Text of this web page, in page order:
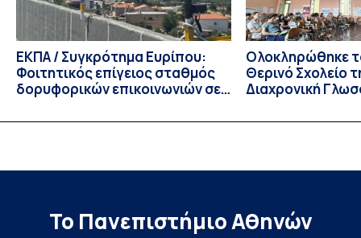
ΕΚΠΑ / Συγκρότημα Ευρίπου:
Φοιτητικός επίγειος σταθμός
δορυφορικών επικοινωνιών σε
Ολοκληρώθηκε
Θερινό Σχολείο
Διαχρονική
Linguistics in
Το Πανεπιστήμιο Αθηνών